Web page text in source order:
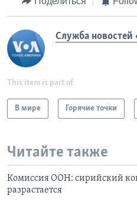
Служба новостей
This item is part of
В мире Горячие точки
Читайте также
Комиссия ООН: сирийский
разрастается